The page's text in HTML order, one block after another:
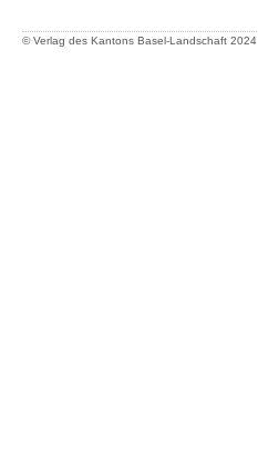
© Verlag des Kantons Basel-Landschaft 2024